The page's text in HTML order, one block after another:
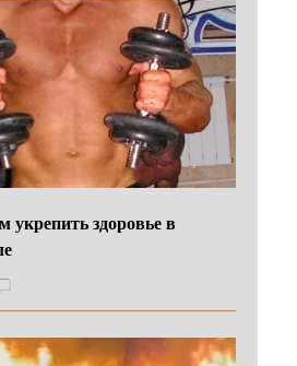
укрепить здоровье в